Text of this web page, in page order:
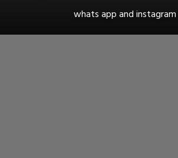
whats app and